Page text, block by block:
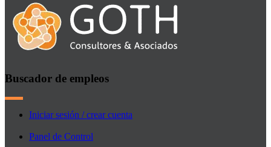
Buscador de empleos
Iniciar sesión / crear cuenta
Panel de Control